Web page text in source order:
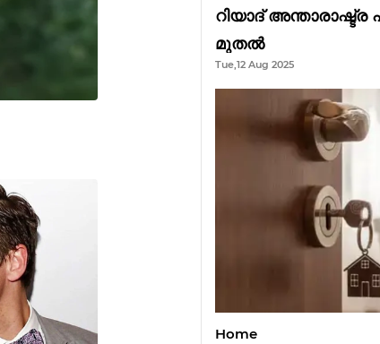
റിയാദ്
മുതൽ
Tue,12 Aug 2025
Home